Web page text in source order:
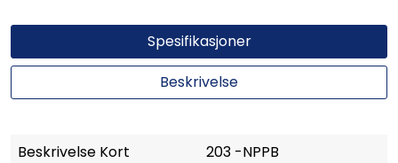
Spesifikasjoner
Beskrivelse
Beskrivelse Kort 203 -NPPB